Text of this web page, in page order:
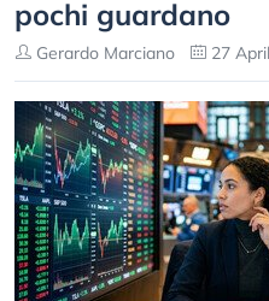
pochi guardano
Gerardo Marciano 27